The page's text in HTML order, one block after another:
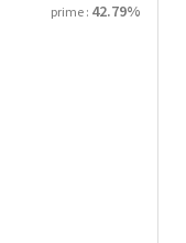
prime : 42.79%